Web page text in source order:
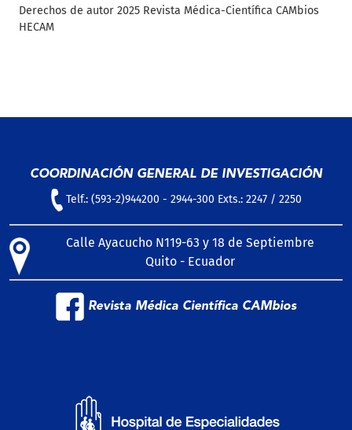
Derechos de autor 2025 Revista Médica-Científica CAMbios
HECAM
COORDINACIÓN GENERAL DE INVESTIGACIÓN
Telf.: (593-2)944200 - 2944-300 Exts.: 2247 / 2250
Calle Ayacucho N119-63 y 18 de Septiembre
Quito - Ecuador
Revista Médica Científica CAMbios